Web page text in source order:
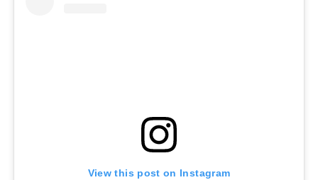
View this post on Instagram